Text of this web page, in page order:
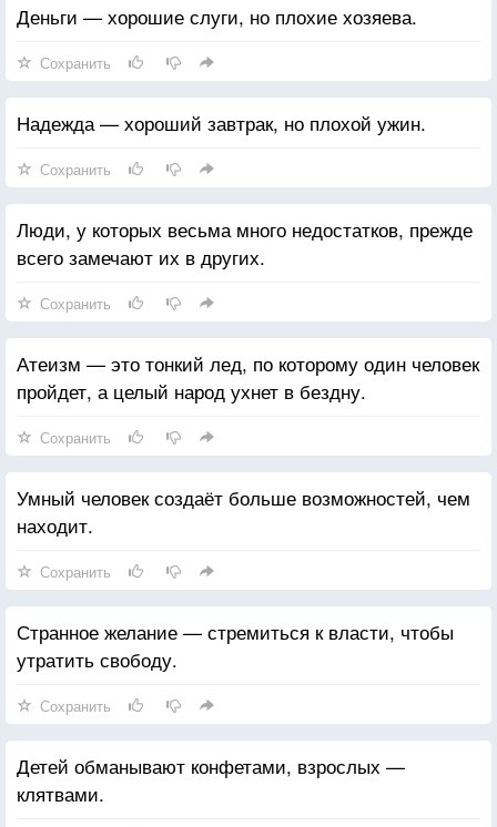
Деньги — хорошие слуги, но плохие хозяева.
Сохранить
Надежда — хороший завтрак, но плохой ужин.
Сохранить
Люди, у которых весьма много недостатков, прежде
всего замечают их в других.
Сохранить
Атеизм — это тонкий лед, по которому один человек
пройдет, а целый народ ухнет в бездну.
Сохранить
Умный человек создаёт больше возможностей, чем
находит.
Сохранить
Странное желание — стремиться к власти, чтобы
утратить свободу.
Сохранить
Детей обманывают конфетами, взрослых —
клятвами.